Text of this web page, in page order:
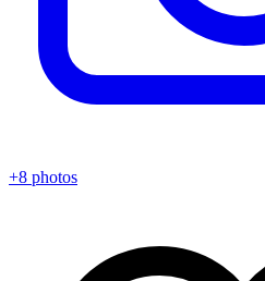
+8 photos